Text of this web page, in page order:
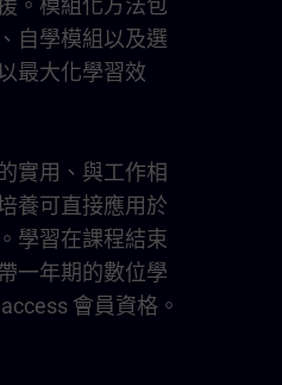
。模組化方法包
自學模組以及選
最大化學習效
實用、與工作相
養可直接應用於
學習在課程結束
一年期的數位學
會員資格。